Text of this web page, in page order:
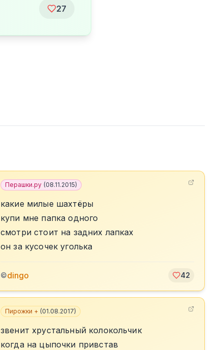
27
Перашки.ру (08.11.2015)
какие милые шахтёры
купи мне папка одного
смотри стоит на задних лапках
он за кусочек уголька
©dingo 42
Пирожки + (01.08.2017)
звенит хрустальный колокольчик
когда на цыпочки привстав